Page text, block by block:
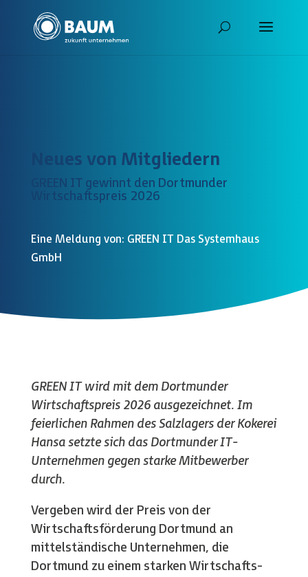
Neues von Mitgliedern
GREEN IT gewinnt den Dortmunder
Wirtschaftspreis 2026
Eine Meldung von: GREEN IT Das Systemhaus
GmbH
GREEN IT wird mit dem Dortmunder
Wirtschaftspreis 2026 ausgezeichnet. Im
feierlichen Rahmen des Salzlagers der Kokerei
Hansa setzte sich das Dortmunder IT-
Unternehmen gegen starke Mitbewerber
durch.
Vergeben wird der Preis von der
Wirtschaftsförderung Dortmund an
mittelständische Unternehmen, die
Dortmund zu einem starken Wirtschafts-